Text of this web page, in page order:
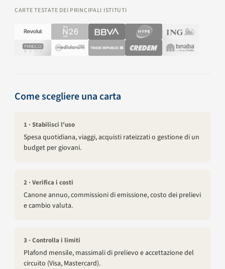
CARTE TESTATE DEI PRINCIPALI ISTITUTI
Come scegliere una carta
1 · Stabilisci l'uso
Spesa quotidiana, viaggi, acquisti rateizzati o gestione di un
budget per giovani.
2 · Verifica i costi
Canone annuo, commissioni di emissione, costo dei prelievi
e cambio valuta.
3 · Controlla i limiti
Plafond mensile, massimali di prelievo e accettazione del
circuito (Visa, Mastercard).